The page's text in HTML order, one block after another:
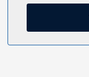
udføres dagligt.